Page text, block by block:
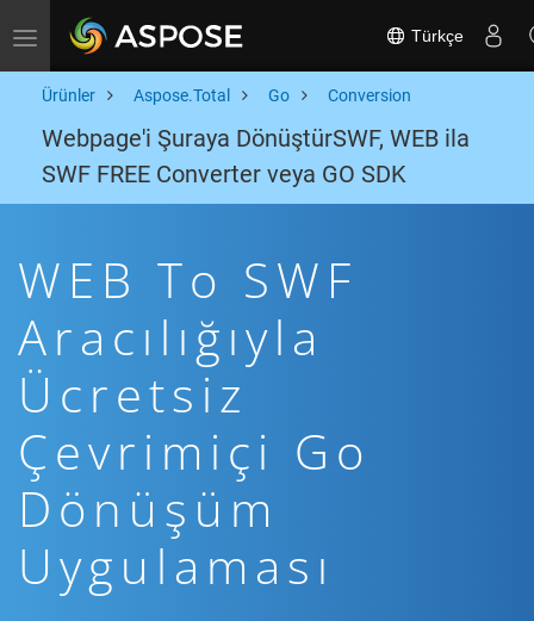
Toggle navigation Türkçe
Ürünler Aspose.Total Go Conversion
Webpage'i Şuraya DönüştürSWF, WEB ila
SWF FREE Converter veya GO SDK
WEB To SWF
Aracılığıyla
Ücretsiz
Çevrimiçi Go
Dönüşüm
Uygulaması